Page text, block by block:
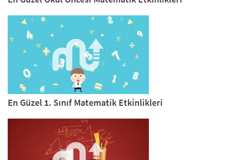
En Güzel 1. Sınıf Matematik Etkinlikleri